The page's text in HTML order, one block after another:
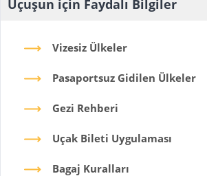
Uçuşun için Faydalı Bilgiler
Vizesiz Ülkeler
Pasaportsuz Gidilen Ülkeler
Gezi Rehberi
Uçak Bileti Uygulaması
Bagaj Kuralları